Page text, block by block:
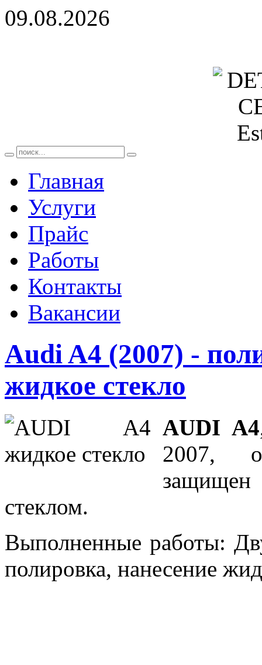
09.08.2026
Главная
Услуги
Прайс
Работы
Контакты
Вакансии
Audi A4 (2007) -
жидкое стекло
AUDI A4
2007,
стеклом.
Выполненные работы:
полировка, нанесение